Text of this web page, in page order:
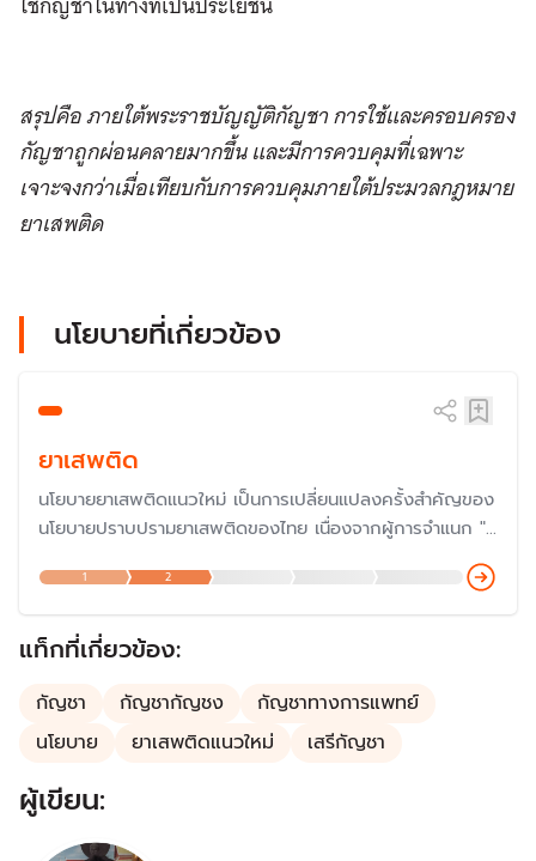
สรุปคือ ภายใต้พระราชบัญญัติกัญชา การใช้และครอบครอง
กัญชาถูกผ่อนคลายมากขึ้น และมีการควบคุมที่เฉพาะ
เจาะจงกว่าเมื่อเทียบกับการควบคุมภายใต้ประมวลกฎหมาย
ยาเสพติด
นโยบายที่เกี่ยวข้อง
ยาเสพติด
นโยบายยาเสพติดแนวใหม่ เป็นการเปลี่ยนแปลงครั้งสำคัญของ
นโยบายปราบปรามยาเสพติดของไทย เนื่องจากผู้การจำแนก "ผู้
เสพ คือ ผู้ป่วย" ทำให้ไม่ต้องรับโทษหนักเป็น "ผู้ค้า" อีกต่อไป
และกระทรวงสาธารณสุข มีบทบาทสำคัญของนโยบายยาเสพติด
แนวใหม่
1 2
แท็กที่เกี่ยวข้อง:
กัญชา กัญชากัญชง
กัญชาทางการแพทย์
นโยบาย
ยาเสพติดแนวใหม่ เสรีกัญชา
ผู้เขียน: